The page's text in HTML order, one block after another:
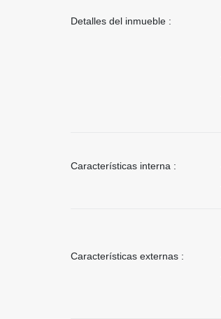
Detalles del inmueble :
Características interna :
Características externas :